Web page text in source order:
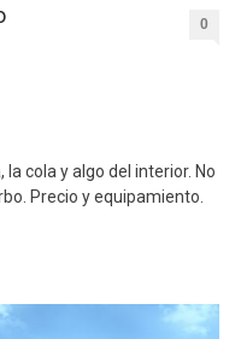
0
cola y algo del interior. No
Precio y equipamiento.